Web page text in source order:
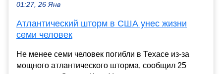
01:27, 26 Янв
Атлантический шторм в США унес жизни
семи человек
Не менее семи человек погибли в Техасе из-за
мощного атлантического шторма, сообщил 25